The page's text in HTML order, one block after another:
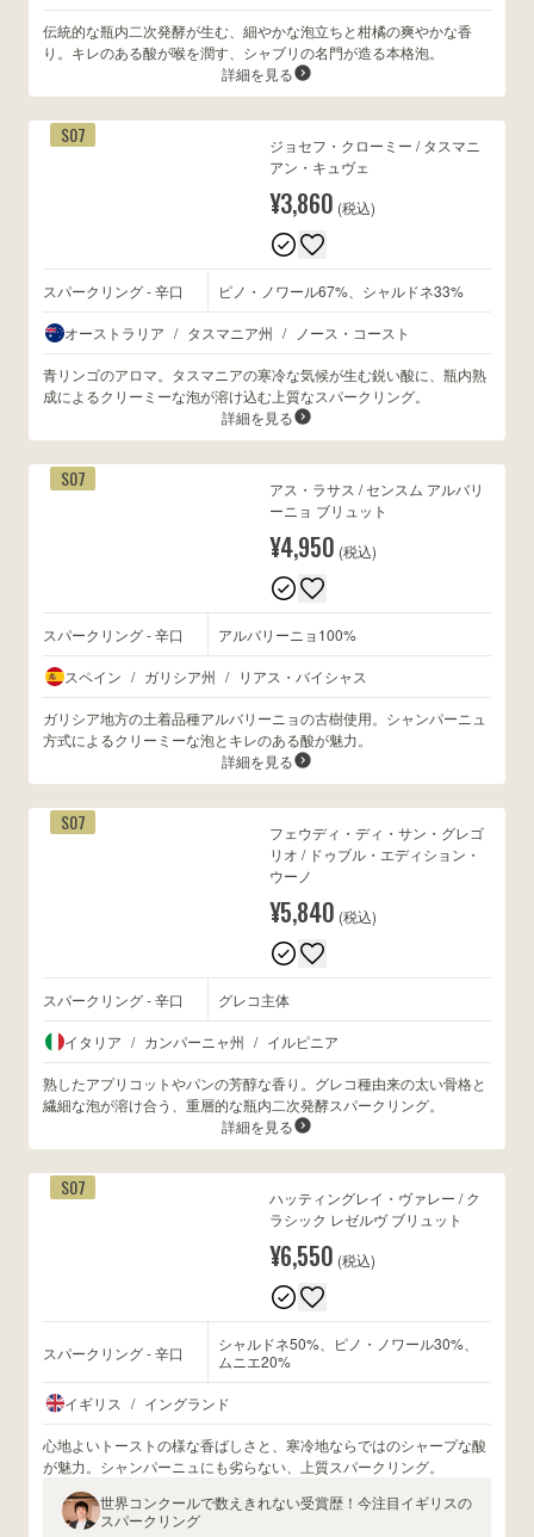
伝統的な瓶内二次発酵が生む、細やかな泡立ちと柑橘の爽やかな香
り。キレのある酸が喉を潤す、シャブリの名門が造る本格泡。
詳細を見る
S07
ジョセフ・クローミー / タスマニ
アン・キュヴェ
¥3,860 (税込)
スパークリング - 辛口 ピノ・ノワール67%、シャルドネ33%
オーストラリア / タスマニア州 / ノース・コースト
青リンゴのアロマ。タスマニアの寒冷な気候が生む鋭い酸に、瓶内熟
成によるクリーミーな泡が溶け込む上質なスパークリング。
詳細を見る
S07
アス・ラサス / センスム アルバリ
ーニョ ブリュット
¥4,950 (税込)
スパークリング - 辛口 アルバリーニョ100%
スペイン / ガリシア州 / リアス・バイシャス
ガリシア地方の土着品種アルバリーニョの古樹使用。シャンパーニュ
方式によるクリーミーな泡とキレのある酸が魅力。
詳細を見る
S07
フェウディ・ディ・サン・グレゴ
リオ / ドゥブル・エディション・
ウーノ
¥5,840 (税込)
スパークリング - 辛口 グレコ主体
イタリア / カンパーニャ州 / イルピニア
熟したアプリコットやパンの芳醇な香り。グレコ種由来の太い骨格と
繊細な泡が溶け合う、重層的な瓶内二次発酵スパークリング。
詳細を見る
S07
ハッティングレイ・ヴァレー / ク
ラシック レゼルヴ ブリュット
¥6,550 (税込)
スパークリング - 辛口
シャルドネ50%、ピノ・ノワール30%、
ムニエ20%
イギリス / イングランド
心地よいトーストの様な香ばしさと、寒冷地ならではのシャープな酸
が魅力。シャンパーニュにも劣らない、上質スパークリング。
世界コンクールで数えきれない受賞歴！今注目イギリスの
スパークリング